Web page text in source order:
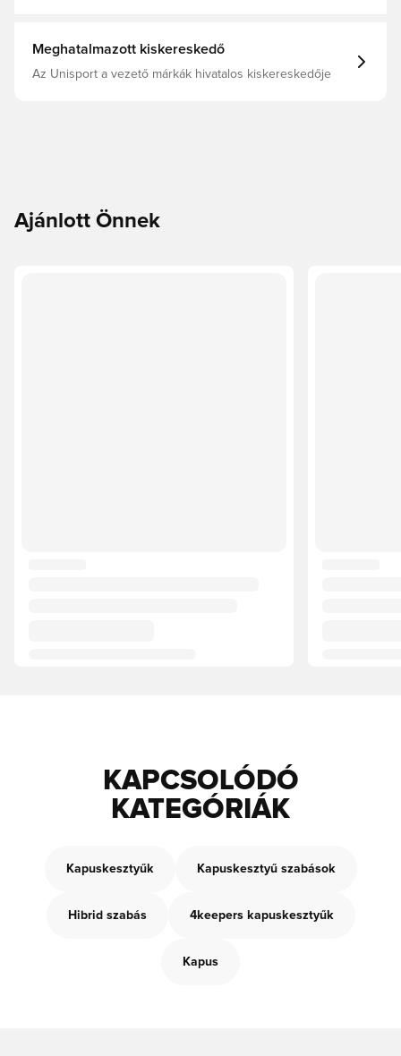
Meghatalmazott kiskereskedő
Az Unisport a vezető márkák hivatalos kiskereskedője
Ajánlott Önnek
KAPCSOLÓDÓ
KATEGÓRIÁK
Kapuskesztyűk Kapuskesztyű szabások
Hibrid szabás 4keepers kapuskesztyűk
Kapus